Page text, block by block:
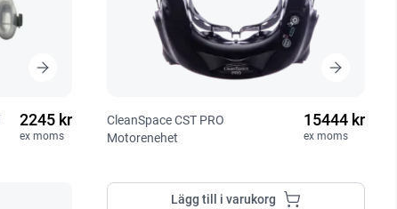
2245 kr
ex moms
CleanSpace CST PRO
Motorenehet
15444 kr
ex moms
Lägg till i varukorg